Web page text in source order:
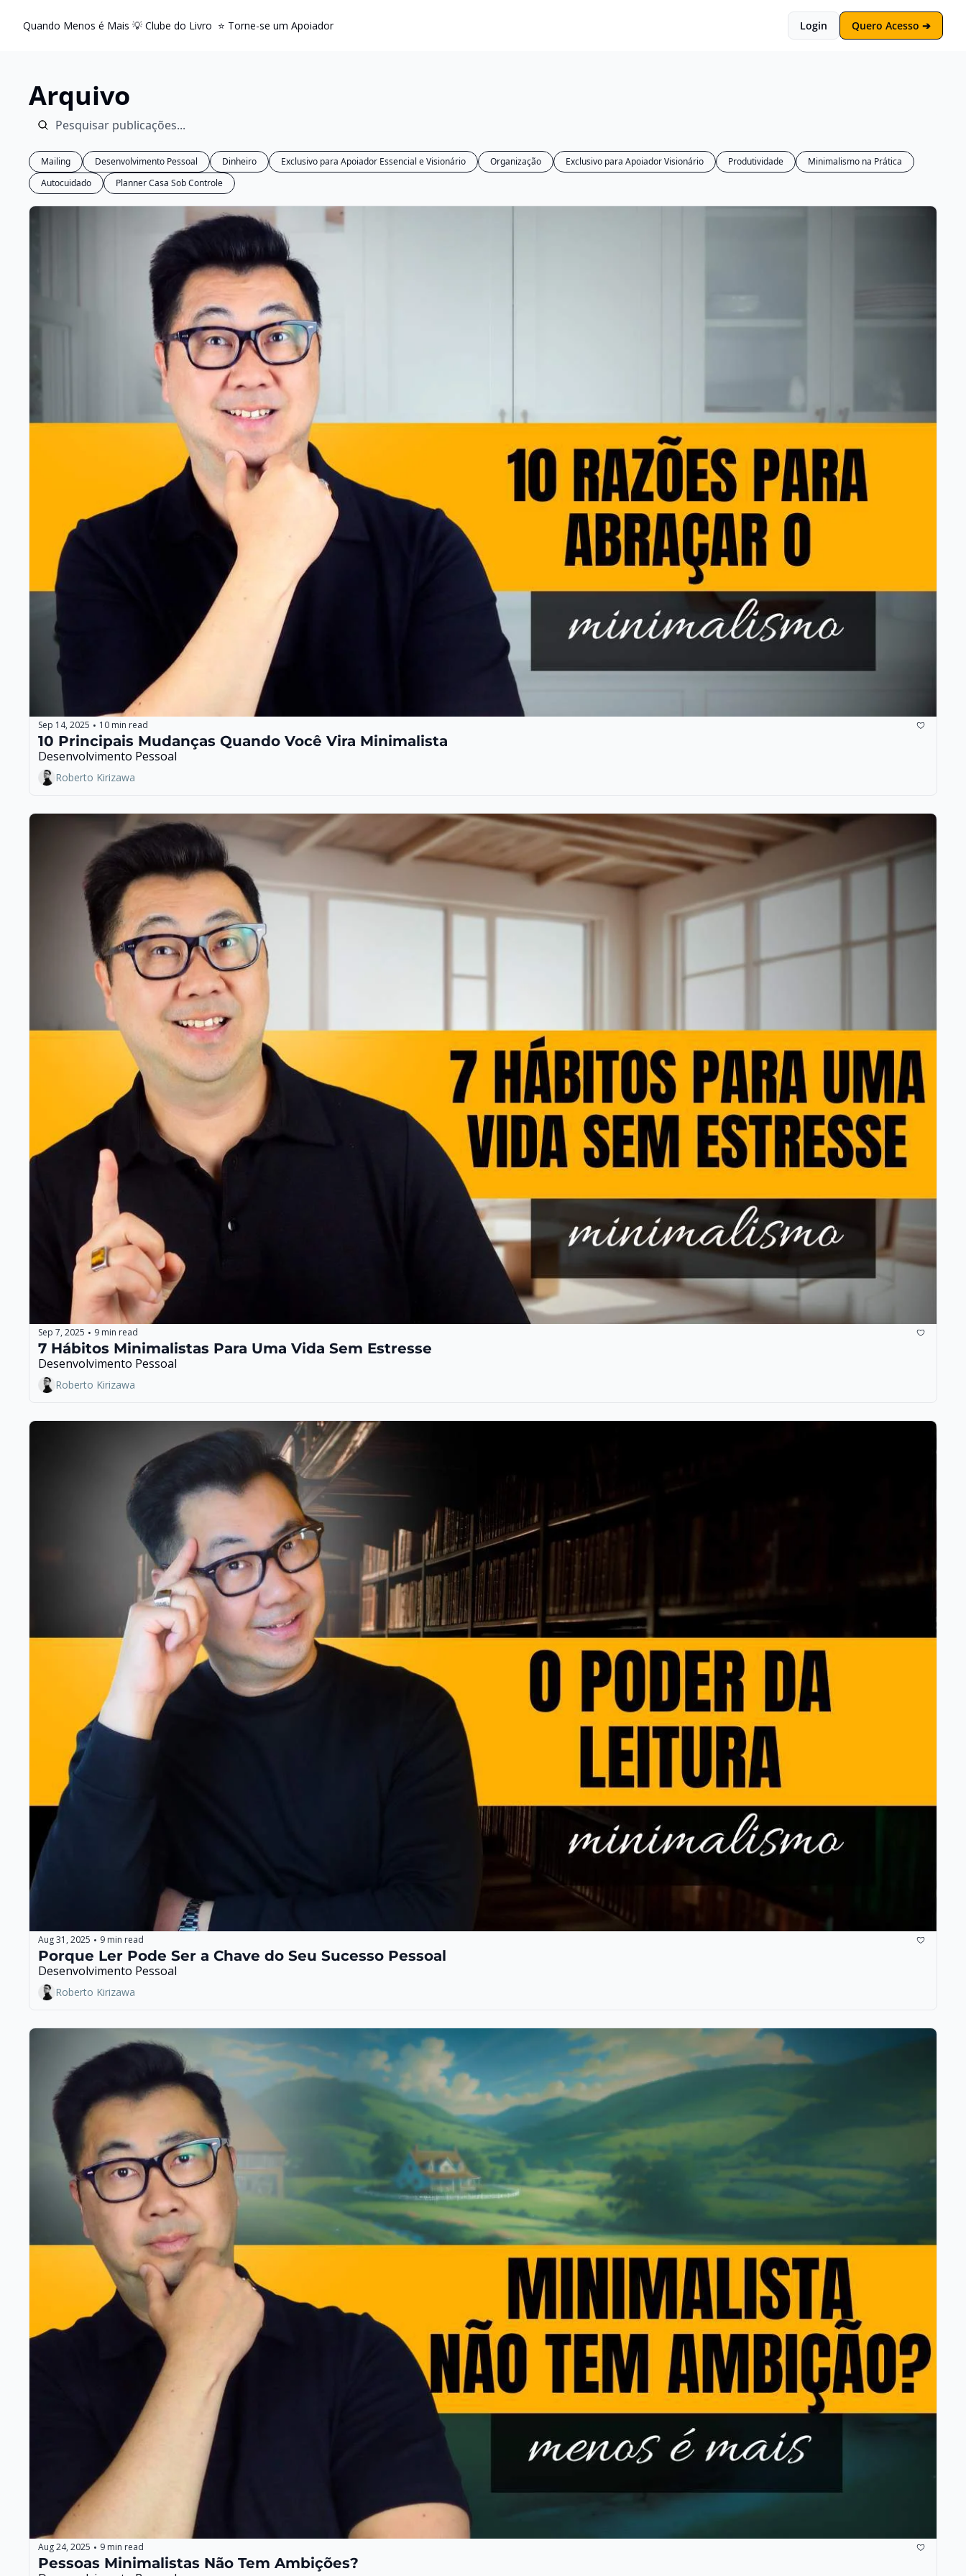
Quando Menos é Mais 💡 Clube do Livro ⭐️ Torne-se um Apoiador Login Quero Acesso ➔
Arquivo
Mailing Desenvolvimento Pessoal Dinheiro Exclusivo para Apoiador Essencial e Visionário Organização Exclusivo para Apoiador Visionário Produtividade
Minimalismo na Prática
Autocuidado
Planner Casa Sob Controle
Sep 14, 2025 • 10 min read
10 Principais Mudanças Quando Você Vira Minimalista
Desenvolvimento Pessoal
Roberto Kirizawa
Sep 7, 2025 • 9 min read
7 Hábitos Minimalistas Para Uma Vida Sem Estresse
Desenvolvimento Pessoal
Roberto Kirizawa
Aug 31, 2025 • 9 min read
Porque Ler Pode Ser a Chave do Seu Sucesso Pessoal
Desenvolvimento Pessoal
Roberto Kirizawa
Aug 24, 2025 • 9 min read
Pessoas Minimalistas Não Tem Ambições?